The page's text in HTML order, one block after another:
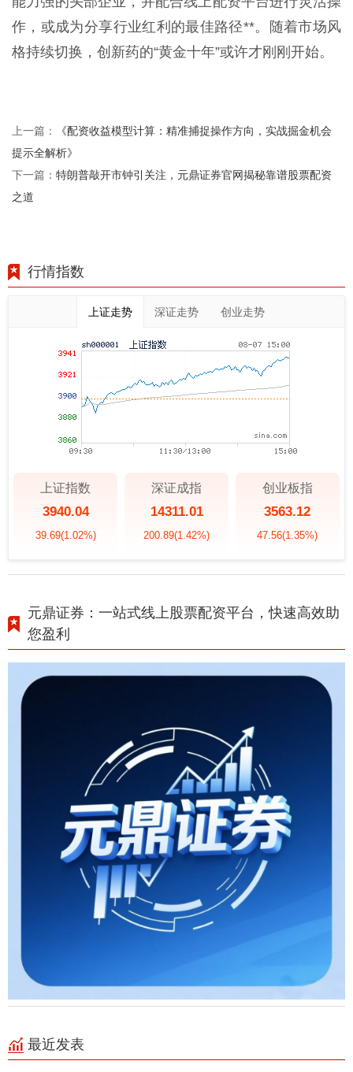
作，或成为分享行业红利的最佳路径**。随着市场风
格持续切换，创新药的“黄金十年”或许才刚刚开始。
上一篇：
《配资收益模型计算：精准捕捉操作方向，实战掘金机会
提示全解析》
下一篇： 特朗普敲开市钟引关注，元鼎证券官网揭秘靠谱股票配资
之道
行情指数
上证走势 深证走势 创业走势
上证指数
3940.04
39.69(1.02%)
深证成指
14311.01
200.89(1.42%)
创业板指
3563.12
47.56(1.35%)
元鼎证券：一站式线上股票配资平台，快速高效助
您盈利
最近发表